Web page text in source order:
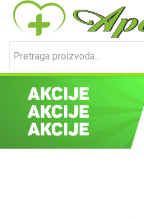
Prijavite se
Unesite svoje korisničko ime i